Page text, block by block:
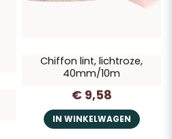
Chiffon lint, lichtroze,
40mm/10m
€ 9,58
IN WINKELWAGEN